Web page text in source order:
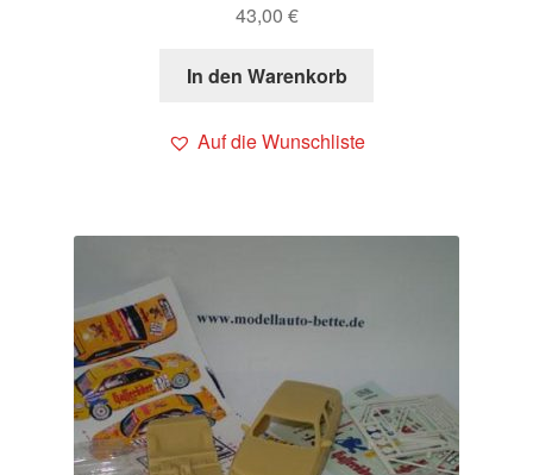
43,00 €
In den Warenkorb
Auf die Wunschliste